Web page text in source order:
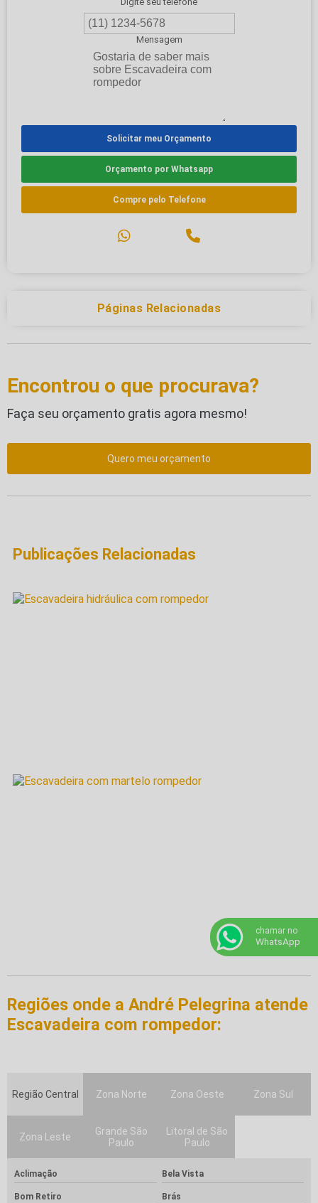
Mensagem
Solicitar meu Orçamento
Orçamento por Whatsapp
Compre pelo Telefone
Páginas Relacionadas
Encontrou o que procurava?
Faça seu orçamento gratis agora mesmo!
Quero meu orçamento
Publicações Relacionadas
Regiões onde a André Pelegrina atende
Escavadeira com rompedor:
Região Central Zona Norte Zona Oeste Zona Sul
Zona Leste
Grande São
Paulo
Litoral de São
Paulo
Aclimação Bela Vista
Bom Retiro Brás
chamar no
WhatsApp